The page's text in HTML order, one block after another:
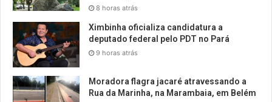
8 horas atrás
Ximbinha oficializa candidatura a
deputado federal pelo PDT no Pará
9 horas atrás
Moradora flagra jacaré atravessando a
Rua da Marinha, na Marambaia, em Belém